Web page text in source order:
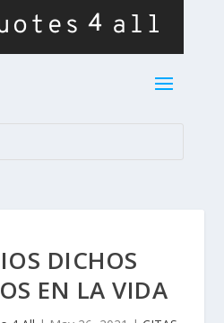
DICHOS
EN LA VIDA